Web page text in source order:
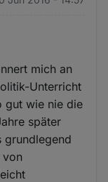
mich an
Unterricht
gut wie nie die
später
grundlegend
von